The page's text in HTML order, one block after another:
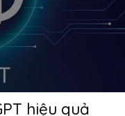
hiệu quả